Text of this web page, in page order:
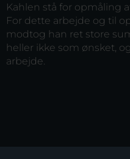
Kahlen stå for opmåling
For dette arbejde og til
modtog han ret store
heller ikke som ønsket,
arbejde.